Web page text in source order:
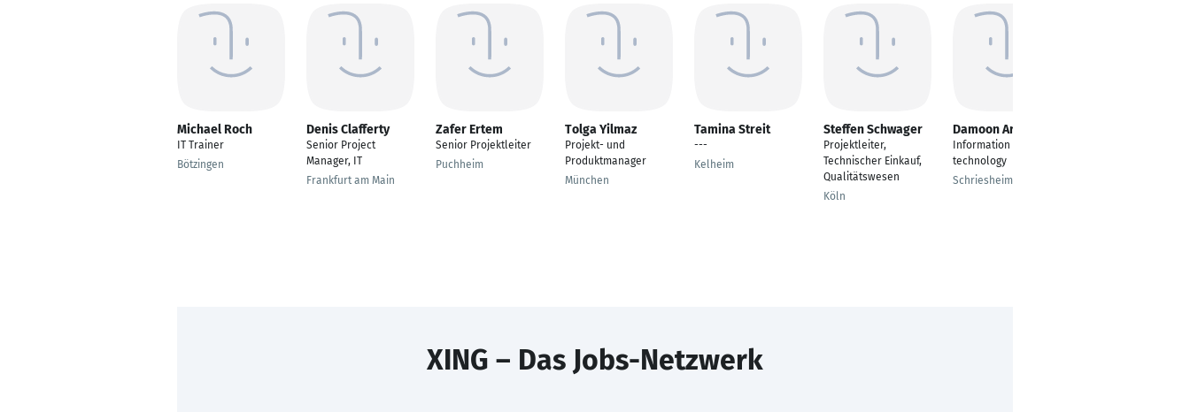
Michael Roch
IT Trainer
Bötzingen
Denis Clafferty
Senior Project
Manager, IT
Frankfurt am Main
Zafer Ertem
Senior Projektleiter
Puchheim
Tolga Yilmaz
Projekt- und
Produktmanager
München
Tamina Streit
---
Kelheim
Steffen Schwager
Projektleiter,
Technischer Einkauf,
Qualitätswesen
Köln
Damoon Arabali
Information
technology
Schriesheim
XING – Das Jobs-Netzwerk